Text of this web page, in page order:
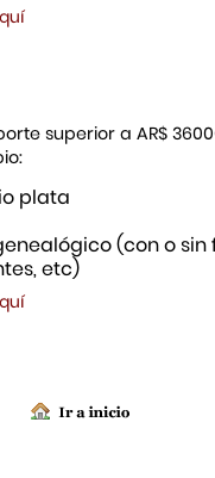
superior a AR$
plata
(con o sin
etc)